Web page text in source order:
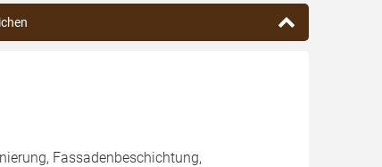
Fassadenbeschichtung,